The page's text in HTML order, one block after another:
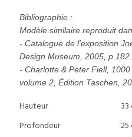
Bibliographie :
Modèle similaire reproduit
- Catalogue de l'exposition
Design Museum, 2005, p.182.
- Charlotte & Peter Fiell,
volume 2, Édition Taschen,
Hauteur
33
Profondeur
25